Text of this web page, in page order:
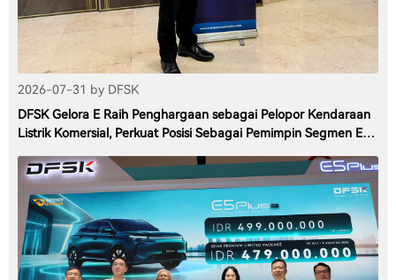
2026-07-31 by DFSK
DFSK Gelora E Raih Penghargaan sebagai Pelopor Kendaraan
Listrik Komersial, Perkuat Posisi Sebagai Pemimpin Segmen EV